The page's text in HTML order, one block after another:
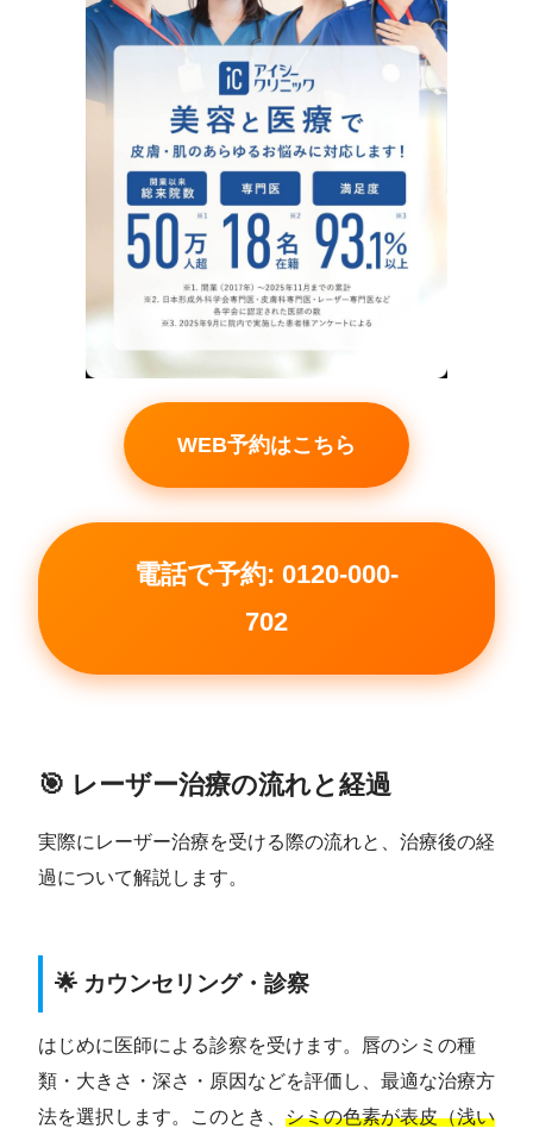
WEB予約はこちら
電話で予約: 0120-000-
702
🎯 レーザー治療の流れと経過
実際にレーザー治療を受ける際の流れと、治療後の経
過について解説します。
🌟 カウンセリング・診察
はじめに医師による診察を受けます。唇のシミの種
類・大きさ・深さ・原因などを評価し、最適な治療方
法を選択します。このとき、 シミの色素が表皮（浅い